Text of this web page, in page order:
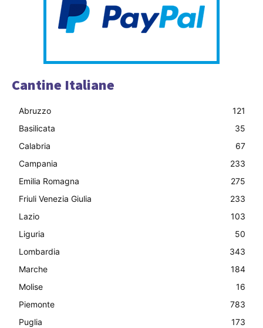
Cantine Italiane
Abruzzo
121
Basilicata
35
Calabria
67
Campania
233
Emilia Romagna
275
Friuli Venezia Giulia
233
Lazio
103
Liguria
50
Lombardia
343
Marche
184
Molise
16
Piemonte
783
Puglia
173